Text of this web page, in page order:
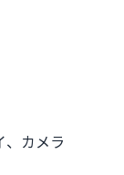
、カメラ